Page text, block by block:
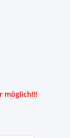
möglich!!!